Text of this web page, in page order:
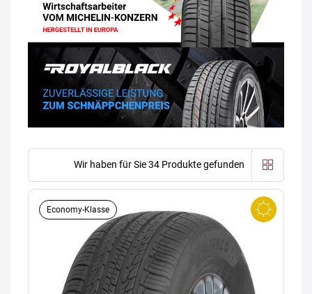
Wir haben für Sie 34 Produkte gefunden
Economy-Klasse